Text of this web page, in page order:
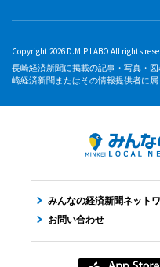
Copyright 2026 D.M.P LABO All rights
長崎経済新聞に掲載の記事・写真・
崎経済新聞またはその情報提供者に属
みんなの経済新聞ネット
お問い合わせ